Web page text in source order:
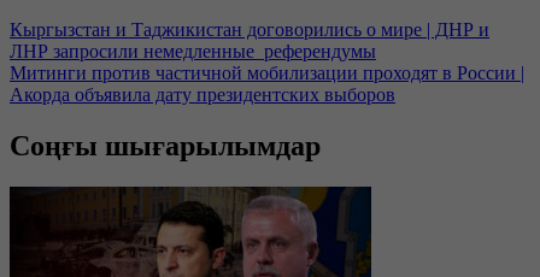
Кыргызстан и Таджикистан договорились о мире | ДНР и
ЛНР запросили немедленные референдумы
Митинги против частичной мобилизации проходят в России |
Акорда объявила дату президентских выборов
Соңғы шығарылымдар